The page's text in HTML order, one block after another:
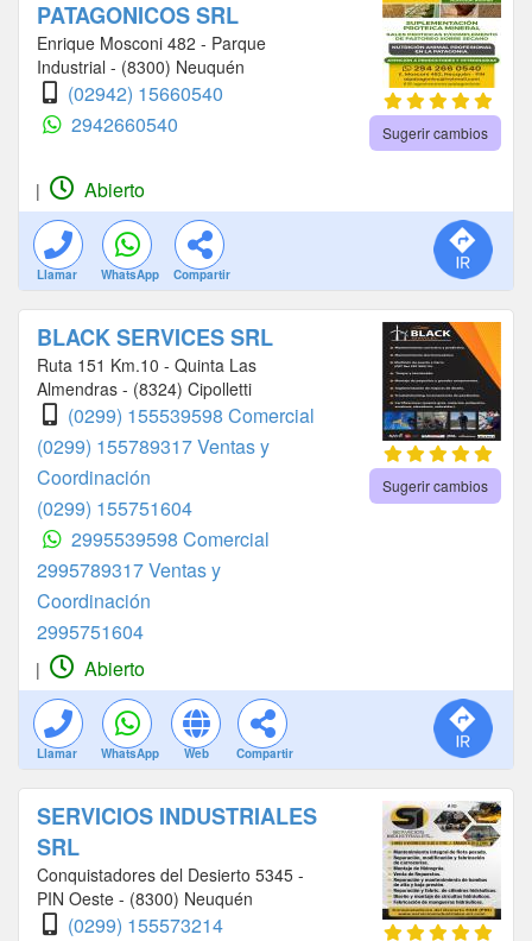
PATAGONICOS SRL
Enrique Mosconi 482 - Parque
Industrial - (8300) Neuquén
(02942) 15660540
2942660540
Sugerir cambios
| Abierto
Llamar WhatsApp Compartir
BLACK SERVICES SRL
Ruta 151 Km.10 - Quinta Las
Almendras - (8324) Cipolletti
(0299) 155539598 Comercial
(0299) 155789317 Ventas y
Coordinación
(0299) 155751604
2995539598 Comercial
2995789317 Ventas y
Coordinación
2995751604
Sugerir cambios
| Abierto
Llamar WhatsApp Web Compartir
SERVICIOS INDUSTRIALES
SRL
Conquistadores del Desierto 5345 -
PIN Oeste - (8300) Neuquén
(0299) 155573214